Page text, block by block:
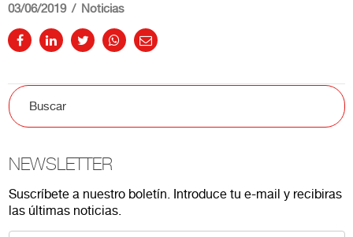
03/06/2019 Noticias
NEWSLETTER
Suscríbete a nuestro boletín. Introduce tu e-mail y recibiras
las últimas noticias.